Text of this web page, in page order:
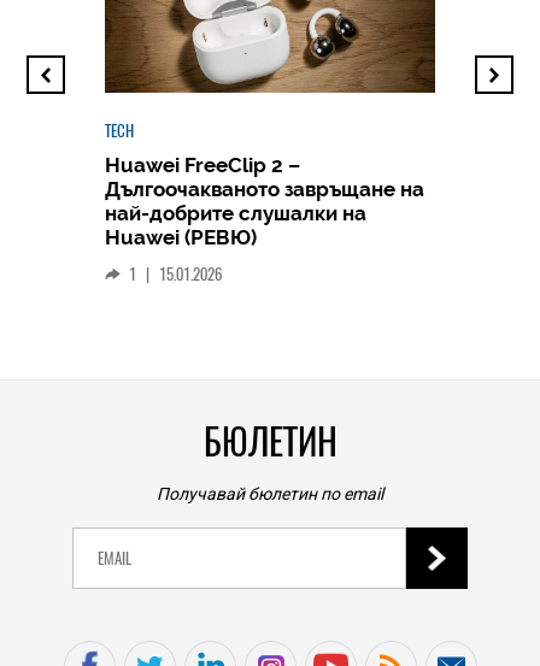
TECH
Huawei FreeClip 2 –
Дългоочакваното завръщане на
най-добрите слушалки на
Huawei (РЕВЮ)
1 | 15.01.2026
БЮЛЕТИН
Получавай бюлетин по email